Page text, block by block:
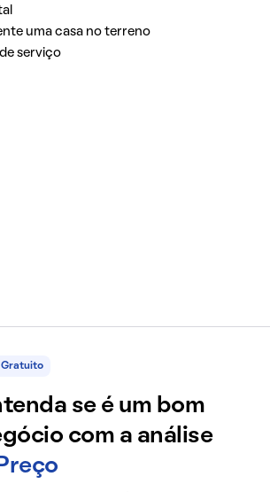
uma casa no terreno
serviço
Gratuito
se é um bom
com a análise
Preço